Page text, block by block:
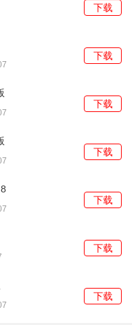
和双方的体力各十点，
取间隔为两个小时，确
变化，不同等级还会有
相应的奖励，排行榜每
下载
下载
下载
下载
下载
下载
下载